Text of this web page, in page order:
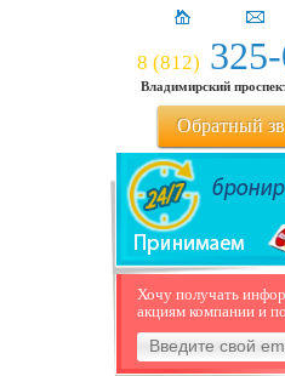
8 (812)
Владимирский
Обратный
Хочу получать
акциям компании и